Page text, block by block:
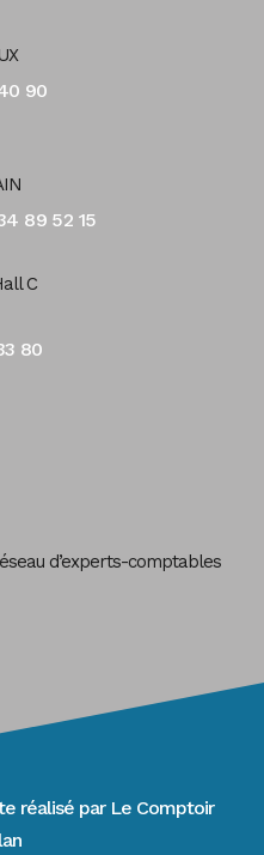
90
89 52 15
C
80
d’experts-comptables
réalisé par Le Comptoir